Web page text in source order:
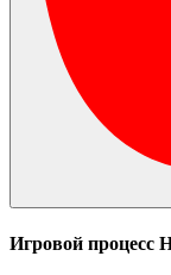
Игровой процесс